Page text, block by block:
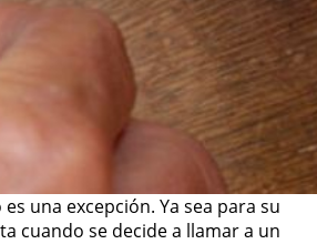
una excepción. Ya sea para su
cuando se decide a llamar a un